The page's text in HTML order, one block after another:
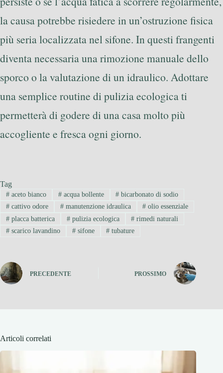
la causa potrebbe risiedere in un’ostruzione fisica
più seria localizzata nel sifone. In questi frangenti
diventa necessaria una rimozione manuale dello
sporco o la valutazione di un idraulico. Adottare
una semplice routine di pulizia ecologica ti
permetterà di godere di una casa molto più
accogliente e fresca ogni giorno.
Tag
#aceto bianco #acqua bollente # bicarbonato di sodio
#cattivo odore #manutenzione idraulica # olio essenziale
#placca batterica #pulizia ecologica # rimedi naturali
#scarico lavandino #sifone # tubature
PRECEDENTE PROSSIMO
Articoli correlati